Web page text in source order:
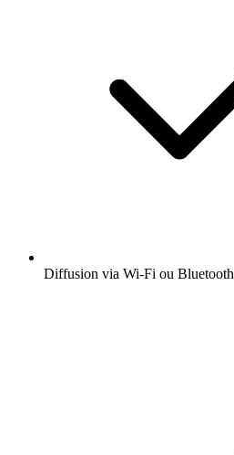
Diffusion via Wi-Fi ou Bluetooth